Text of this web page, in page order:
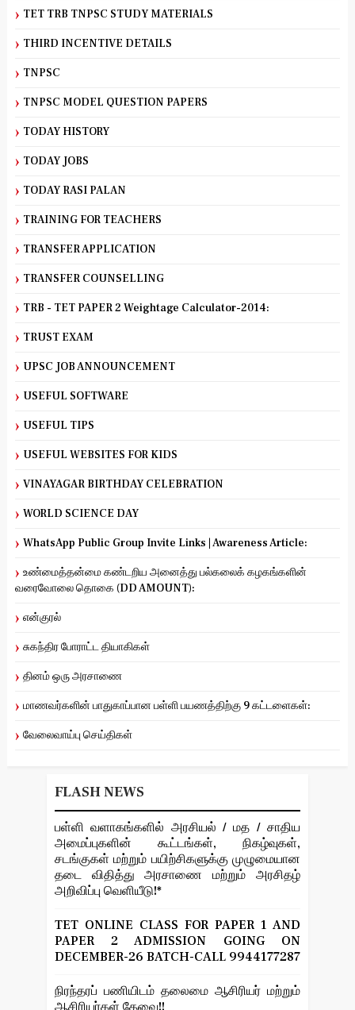
TET TRB TNPSC STUDY MATERIALS
THIRD INCENTIVE DETAILS
TNPSC
TNPSC MODEL QUESTION PAPERS
TODAY HISTORY
TODAY JOBS
TODAY RASI PALAN
TRAINING FOR TEACHERS
TRANSFER APPLICATION
TRANSFER COUNSELLING
TRB - TET PAPER 2 Weightage Calculator-2014:
TRUST EXAM
UPSC JOB ANNOUNCEMENT
USEFUL SOFTWARE
USEFUL TIPS
USEFUL WEBSITES FOR KIDS
VINAYAGAR BIRTHDAY CELEBRATION
WORLD SCIENCE DAY
WhatsApp Public Group Invite Links | Awareness Article:
உண்மைத்தன்மை கண்டறிய அனைத்து பல்கலைக் கழகங்களின்
வரைவோலை தொகை (DD AMOUNT):
என்குரல்
சுகந்திர போராட்ட தியாகிகள்
தினம் ஒரு அரசாணை
மாணவர்களின் பாதுகாப்பான பள்ளி பயணத்திற்கு 9 கட்டளைகள்:
வேலைவாய்பு செய்திகள்
FLASH NEWS
பள்ளி வளாகங்களில் அரசியல் / மத / சாதிய
அமைப்புகளின் கூட்டங்கள், நிகழ்வுகள்,
சடங்குகள் மற்றும் பயிற்சிகளுக்கு முழுமையான
தடை விதித்து அரசாணை மற்றும் அரசிதழ்
அறிவிப்பு வெளியீடு!*
TET ONLINE CLASS FOR PAPER 1 AND
PAPER 2 ADMISSION GOING ON
DECEMBER-26 BATCH-CALL 9944177287
நிரந்தரப் பணியிடம் தலைமை ஆசிரியர் மற்றும்